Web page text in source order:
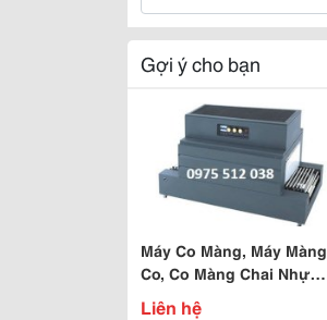
Gợi ý cho bạn
Máy Co Màng, Máy Màng
Co, Co Màng Chai Nhựa
Liên hệ